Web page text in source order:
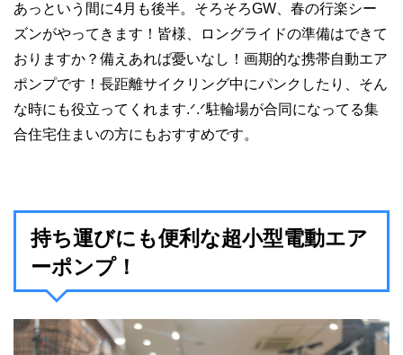
あっという間に4月も後半。そろそろGW、春の行楽シー
ズンがやってきます！皆様、ロングライドの準備はできて
おりますか？備えあれば憂いなし！画期的な携帯自動エア
ポンプです！長距離サイクリング中にパンクしたり、そん
な時にも役立ってくれます.ᐟ.ᐟ駐輪場が合同になってる集
合住宅住まいの方にもおすすめです。
持ち運びにも便利な超小型電動エア
ーポンプ！